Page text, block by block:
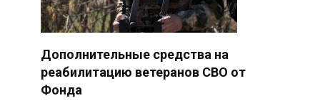
Дополнительные средства на
реабилитацию ветеранов СВО от
Фонда